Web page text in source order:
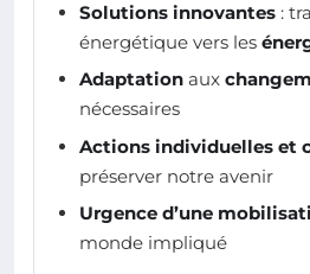
Solutions innovantes :
énergétique vers les
Adaptation aux
nécessaires
Actions individuelles et
préserver notre avenir
Urgence d’une
monde impliqué